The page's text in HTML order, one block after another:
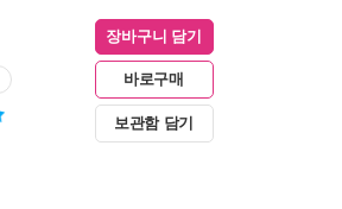
장바구니 담기
바로구매
보관함 담기